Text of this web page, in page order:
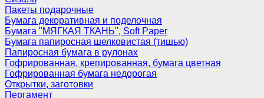
Пакеты подарочные
Бумага декоративная и поделочная
Бумага "МЯГКАЯ ТКАНЬ", Soft Paper
Бумага папиросная шелковистая (тишью)
Папиросная бумага в рулонах
Гофрированная, крепированная, бумага цветная
Гофрированная бумага недорогая
Открытки, заготовки
Пергамент